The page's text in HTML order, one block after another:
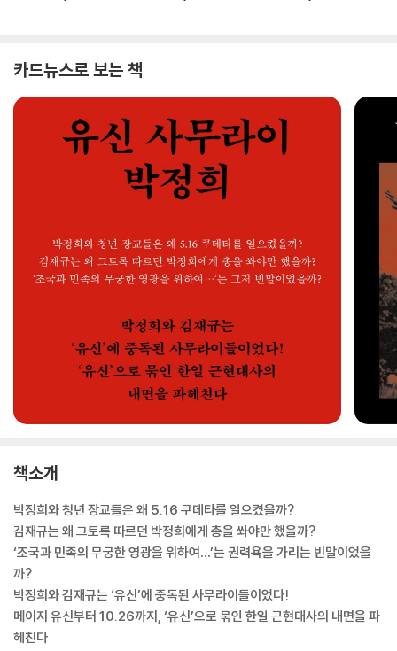
카드뉴스로 보는 책
책소개
박정희와 청년 장교들은 왜 5.16 쿠데타를 일으켰을까?
김재규는 왜 그토록 따르던 박정희에게 총을 쏴야만 했을까?
‘조국과 민족의 무궁한 영광을 위하여…’는 권력욕을 가리는 빈말이었을
까?
박정희와 김재규는 ‘유신’에 중독된 사무라이들이었다!
메이지 유신부터 10.26까지, ‘유신’으로 묶인 한일 근현대사의 내면을 파
헤친다